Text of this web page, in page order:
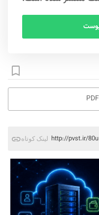
لینک کوتاه http://pvst.ir/80u